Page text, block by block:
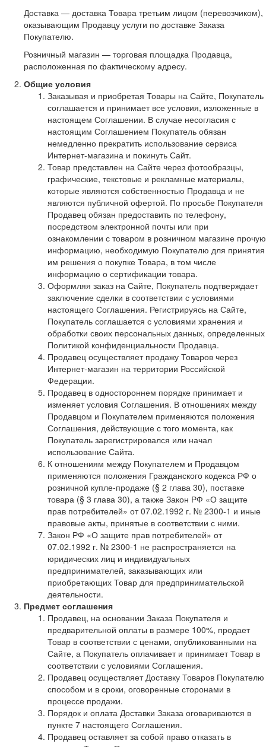
Доставка — доставка Товара третьим лицом (перевозчиком),
оказывающим Продавцу услуги по доставке Заказа
Покупателю.
Розничный магазин — торговая площадка Продавца,
расположенная по фактическому адресу.
Общие условия
Заказывая и приобретая Товары на Сайте, Покупатель
соглашается и принимает все условия, изложенные в
настоящем Соглашении. В случае несогласия с
настоящим Соглашением Покупатель обязан
немедленно прекратить использование сервиса
Интернет-магазина и покинуть Сайт.
Товар представлен на Сайте через фотообразцы,
графические, текстовые и рекламные материалы,
которые являются собственностью Продавца и не
являются публичной офертой. По просьбе Покупателя
Продавец обязан предоставить по телефону,
посредством электронной почты или при
ознакомлении с товаром в розничном магазине прочую
информацию, необходимую Покупателю для принятия
им решения о покупке Товара, в том числе
информацию о сертификации товара.
Оформляя заказ на Сайте, Покупатель подтверждает
заключение сделки в соответствии с условиями
настоящего Соглашения. Регистрируясь на Сайте,
Покупатель соглашается с условиями хранения и
обработки своих персональных данных, определенных
Политикой конфиденциальности Продавца.
Продавец осуществляет продажу Товаров через
Интернет-магазин на территории Российской
Федерации.
Продавец в одностороннем порядке принимает и
изменяет условия Соглашения. В отношениях между
Продавцом и Покупателем применяются положения
Соглашения, действующие с того момента, как
Покупатель зарегистрировался или начал
использование Сайта.
К отношениям между Покупателем и Продавцом
применяются положения Гражданского кодекса РФ о
розничной купле-продаже (§ 2 глава 30), поставке
товара (§ 3 глава 30), а также Закон РФ «О защите
прав потребителей» от 07.02.1992 г. № 2300-1 и иные
правовые акты, принятые в соответствии с ними.
Закон РФ «О защите прав потребителей» от
07.02.1992 г. № 2300-1 не распространяется на
юридических лиц и индивидуальных
предпринимателей, заказывающих или
приобретающих Товар для предпринимательской
деятельности.
Предмет соглашения
Продавец, на основании Заказа Покупателя и
предварительной оплаты в размере 100%, продает
Товар в соответствии с ценами, опубликованными на
Сайте, а Покупатель оплачивает и принимает Товар в
соответствии с условиями Соглашения.
Продавец осуществляет Доставку Товаров Покупателю
способом и в сроки, оговоренные сторонами в
процессе продажи.
Порядок и оплата Доставки Заказа оговариваются в
пункте 7 настоящего Соглашения.
Продавец оставляет за собой право отказать в